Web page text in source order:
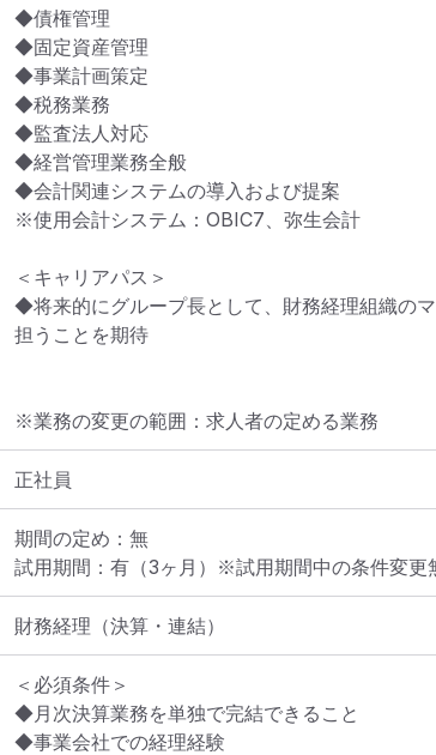
◆債権管理
◆固定資産管理
◆事業計画策定
◆税務業務
◆監査法人対応
◆経営管理業務全般
◆会計関連システムの導入および提案
※使用会計システム：OBIC7、弥生会計
＜キャリアパス＞
◆将来的にグループ長として、財務経理組織の
担うことを期待
※業務の変更の範囲：求人者の定める業務
正社員
期間の定め：無
試用期間：有（3ヶ月）※試用期間中の条件変更
財務経理（決算・連結）
＜必須条件＞
◆月次決算業務を単独で完結できること
◆事業会社での経理経験